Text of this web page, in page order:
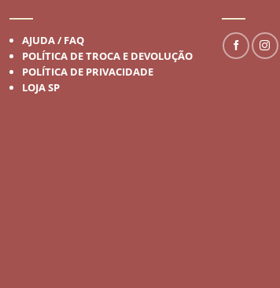
AJUDA / FAQ
POLÍTICA DE TROCA E DEVOLUÇÃO
POLÍTICA DE PRIVACIDADE
LOJA SP